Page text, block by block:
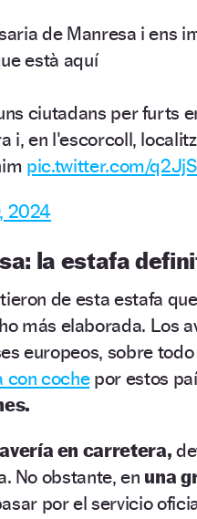
de Manresa i ens
està aquí
ciutadans per furts
i, en l'escorcoll,
pic.twitter.com/
2024
la estafa
de esta estafa
más elaborada. Los
europeos, sobre todo
con cochepor estos
en carretera,
No obstante, en una
por el servicio